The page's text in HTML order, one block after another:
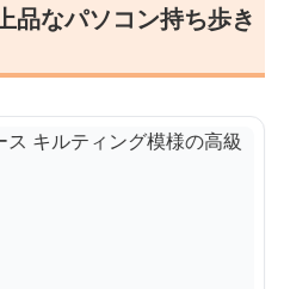
品なパソコン持ち歩き